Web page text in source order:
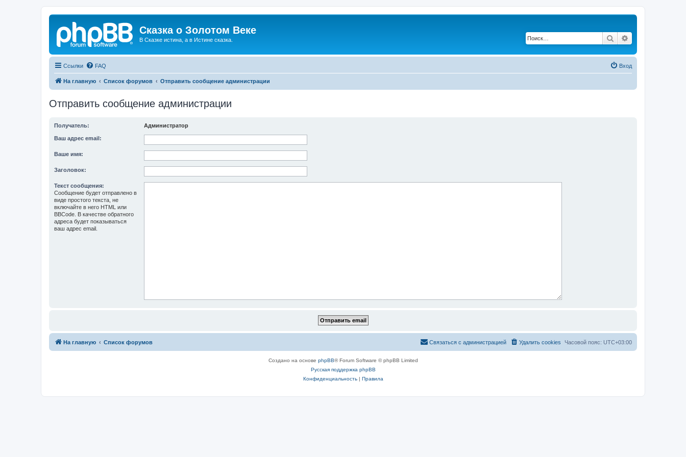
Сказка о Золотом Веке
В Сказке истина, а в Истине сказка. Поиск
Ссылки FAQ Вход
На главную Список форумов Отправить сообщение администрации
Отправить сообщение администрации
Получатель: Администратор
Ваш адрес email:
Ваше имя:
Заголовок:
Текст сообщения:
Сообщение будет отправлено в
виде простого текста, не
включайте в него HTML или
BBCode. В качестве обратного
адреса будет показываться
ваш адрес email.
На главную Список форумов Часовой пояс: UTC+03:00
Удалить cookies
Связаться с администрацией
Создано на основе phpBB® Forum Software © phpBB Limited
Русская поддержка phpBB
Конфиденциальность| Правила